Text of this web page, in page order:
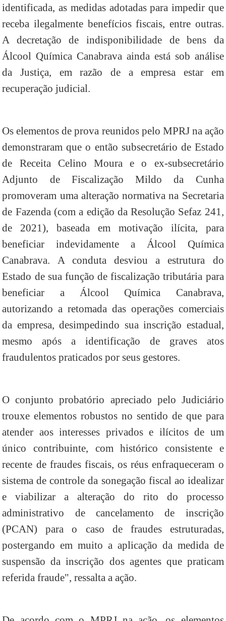
identificada, as medidas adotadas para impedir que
receba ilegalmente benefícios fiscais, entre outras.
A decretação de indisponibilidade de bens da
Álcool Química Canabrava ainda está sob análise
da Justiça, em razão de a empresa estar em
recuperação judicial.
Os elementos de prova reunidos pelo MPRJ na ação
demonstraram que o então subsecretário de Estado
de Receita Celino Moura e o ex-subsecretário
Adjunto de Fiscalização Mildo da Cunha
promoveram uma alteração normativa na Secretaria
de Fazenda (com a edição da Resolução Sefaz 241,
de 2021), baseada em motivação ilícita, para
beneficiar indevidamente a Álcool Química
Canabrava. A conduta desviou a estrutura do
Estado de sua função de fiscalização tributária para
beneficiar a Álcool Química Canabrava,
autorizando a retomada das operações comerciais
da empresa, desimpedindo sua inscrição estadual,
mesmo após a identificação de graves atos
fraudulentos praticados por seus gestores.
O conjunto probatório apreciado pelo Judiciário
trouxe elementos robustos no sentido de que para
atender aos interesses privados e ilícitos de um
único contribuinte, com histórico consistente e
recente de fraudes fiscais, os réus enfraqueceram o
sistema de controle da sonegação fiscal ao idealizar
e viabilizar a alteração do rito do processo
administrativo de cancelamento de inscrição
(PCAN) para o caso de fraudes estruturadas,
postergando em muito a aplicação da medida de
suspensão da inscrição dos agentes que praticam
referida fraude", ressalta a ação.